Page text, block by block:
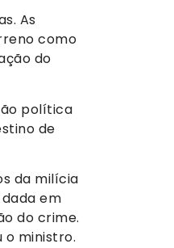
As
como
do
política
de
da milícia
em
do crime.
o ministro.